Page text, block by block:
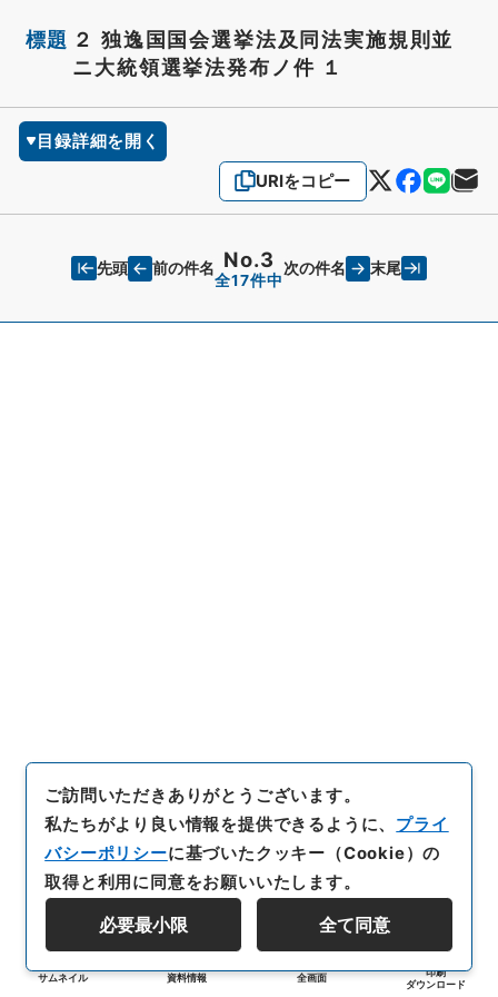
標題 ２ 独逸国国会選挙法及同法実施規則並
ニ大統領選挙法発布ノ件 １
目録詳細を開く
URIをコピー
先頭 前の件名 No.3
全17件中
次の件名 末尾
サムネイル 資料情報 全画面
印刷
ダウンロード
ご訪問いただきありがとうございます。
私たちがより良い情報を提供できるように、 プライ
バシーポリシーに基づいたクッキー（Cookie）の
取得と利用に同意をお願いいたします。
必要最小限 全て同意